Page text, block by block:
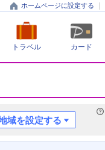
ホームページに設定する
トラベル カード
域を設定する